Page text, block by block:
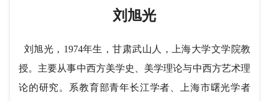
刘旭光
刘旭光，1974年生，甘肃武山人，上海大学文学院教
授。主要从事中西方美学史、美学理论与中西方艺术理
论的研究。系教育部青年长江学者、上海市曙光学者